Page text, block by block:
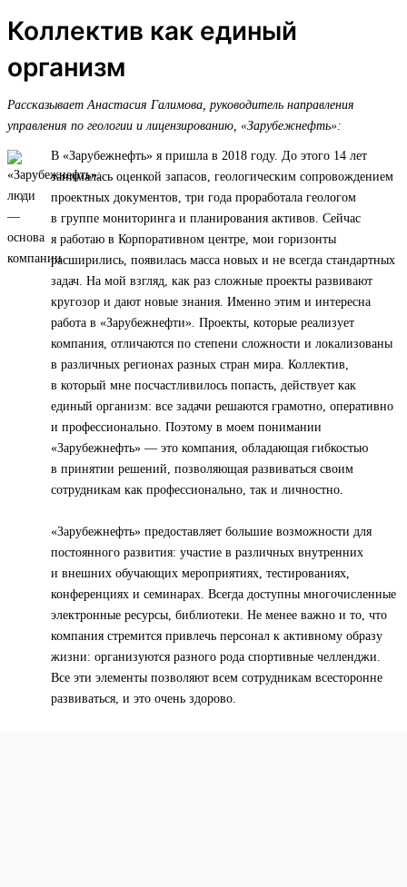
Коллектив как единый
организм
Рассказывает Анастасия Галимова, руководитель направления
управления по геологии и лицензированию, «Зарубежнефть»:
В «Зарубежнефть» я пришла в 2018 году. До этого 14 лет
занималась оценкой запасов, геологическим сопровождением
проектных документов, три года проработала геологом
в группе мониторинга и планирования активов. Сейчас
я работаю в Корпоративном центре, мои горизонты
расширились, появилась масса новых и не всегда стандартных
задач. На мой взгляд, как раз сложные проекты развивают
кругозор и дают новые знания. Именно этим и интересна
работа в «Зарубежнефти». Проекты, которые реализует
компания, отличаются по степени сложности и локализованы
в различных регионах разных стран мира. Коллектив,
в который мне посчастливилось попасть, действует как
единый организм: все задачи решаются грамотно, оперативно
и профессионально. Поэтому в моем понимании
«Зарубежнефть» — это компания, обладающая гибкостью
в принятии решений, позволяющая развиваться своим
сотрудникам как профессионально, так и личностно.
«Зарубежнефть» предоставляет большие возможности для
постоянного развития: участие в различных внутренних
и внешних обучающих мероприятиях, тестированиях,
конференциях и семинарах. Всегда доступны многочисленные
электронные ресурсы, библиотеки. Не менее важно и то, что
компания стремится привлечь персонал к активному образу
жизни: организуются разного рода спортивные челленджи.
Все эти элементы позволяют всем сотрудникам всесторонне
развиваться, и это очень здорово.